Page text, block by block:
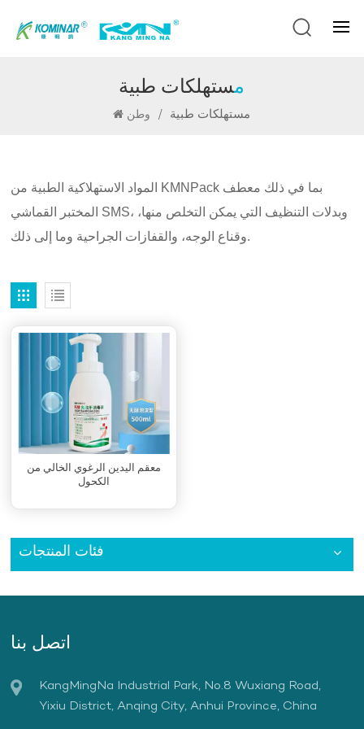
مستهلكات طبية
/ مستهلكات طبية
المواد الاستهلاكية الطبية من KMNPack بما في ذلك معطف
المختبر القماشي SMS، وبدلات التنظيف التي يمكن التخلص منها،
وقناع الوجه، والقفازات الجراحية وما إلى ذلك.
معقم اليدين الرغوي الخالي من
الكحول
فئات المنتجات
اتصل بنا
KangMingNa Industrial Park, No.8 Wuxiang Road,
Yixiu District, Anqing City, Anhui Province, China